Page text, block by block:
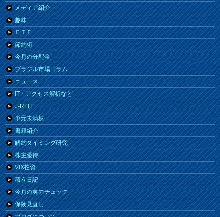
メディア紹介
趣味
ＥＴＦ
節約術
今月の分配金
ブラジル市場コラム
ニュース
IT・アクセス解析など
J-REIT
単元未満株
書籍紹介
解約タイミング研究
株主優待
VIX投資
積立日記
今月の実力チェック
保険見直し